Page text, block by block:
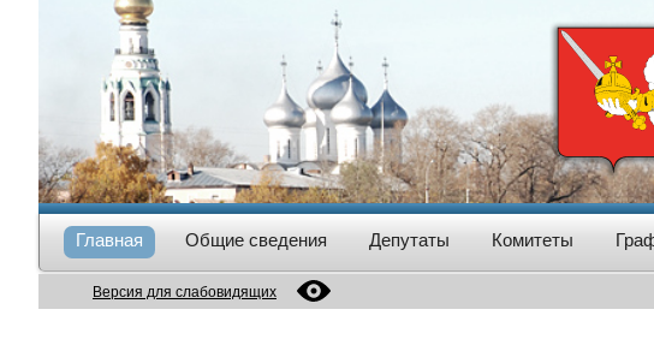
Главная Общие сведения Депутаты Комитеты
Версия для слабовидящих